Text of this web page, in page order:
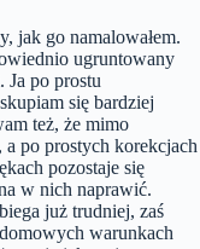
jak go namalowałem.
ugruntowany
Ja po prostu
się bardziej
też, że mimo
po prostych korekcjach
pozostaje się
w nich naprawić.
już trudniej, zaś
warunkach